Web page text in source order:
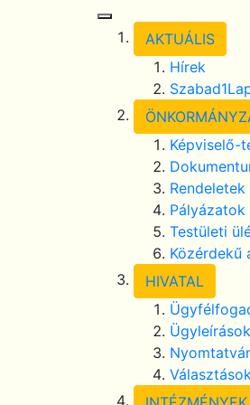
Toggle Navigation
AKTUÁLIS
Hírek
Képviselő-
Rendeletek
Pályázatok
Testületi
Közérdekű
HIVATAL
Ügyleírások